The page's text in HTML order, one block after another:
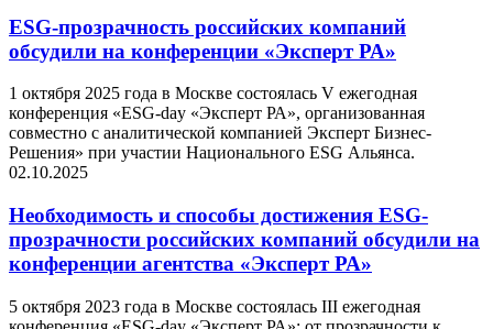
ESG-прозрачность российских компаний
обсудили на конференции «Эксперт РА»
1 октября 2025 года в Москве состоялась V ежегодная
конференция «ESG-day «Эксперт РА», организованная
совместно с аналитической компанией Эксперт Бизнес-
Решения» при участии Национального ESG Альянса.
02.10.2025
Необходимость и способы достижения ESG-
прозрачности российских компаний обсудили на
конференции агентства «Эксперт РА»
5 октября 2023 года в Москве состоялась III ежегодная